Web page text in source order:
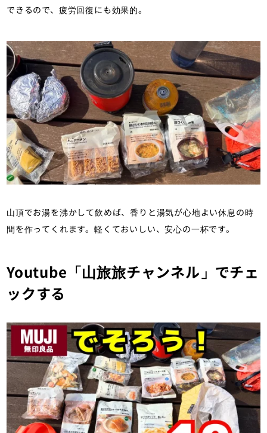
できるので、疲労回復にも効果的。
山頂でお湯を沸かして飲めば、香りと湯気が心地よい休息の時
間を作ってくれます。軽くておいしい、安心の一杯です。
Youtube「山旅旅チャンネル」でチェ
ックする